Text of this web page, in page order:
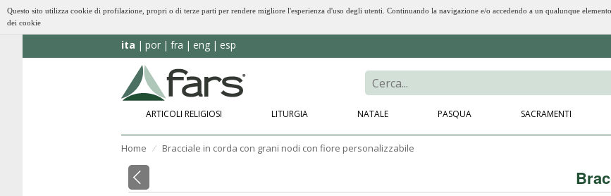
Questo sito utilizza cookie di profilazione, propri o di terze parti per rendere migliore l'esperienza d'uso degli utenti. Continuando la navigazione e/o accedendo a un qualunque
dei cookie
ita por fra eng esp
ARTICOLI RELIGIOSI LITURGIA NATALE PASQUA SACRAMENTI
Home ⁄ Bracciale in corda con grani nodi con fiore personalizzabile